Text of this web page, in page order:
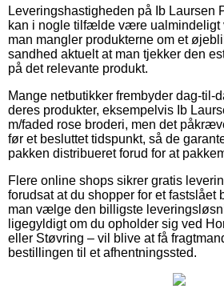
Leveringshastigheden på Ib Laursen
kan i nogle tilfælde være
man mangler produkterne om et
sandhed aktuelt at man tjekker den
på det relevante produkt.
Mange netbutikker frembyder dag-til-
deres produkter, eksempelvis Ib
m/faded rose broderi, men det
før et besluttet tidspunkt, så de
pakken distribueret forud for at
Flere online shops sikrer gratis
forudsat at du shopper for et fastslået
man vælge den billigste
ligegyldigt om du opholder sig ved
eller Støvring – vil blive at få
bestillingen til et afhentningssted.